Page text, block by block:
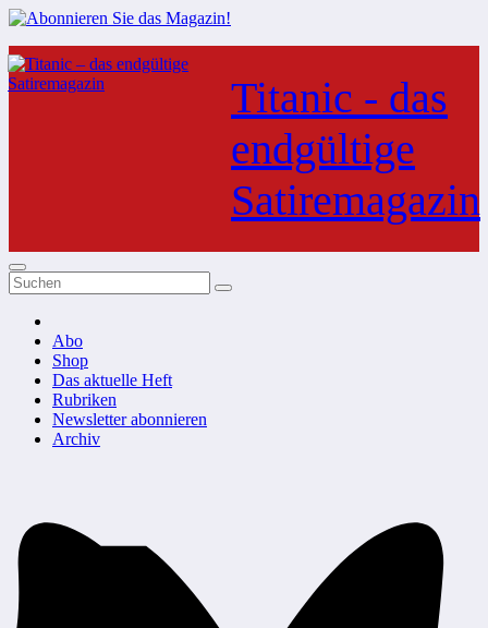
Zum
Inhalt
springen
Titanic - das
endgültige
Satiremagazin
Abo
Shop
Das aktuelle Heft
Rubriken
Newsletter abonnieren
Archiv